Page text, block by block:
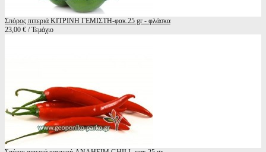
Σπόρος πιπεριά ΚΙΤΡΙΝΗ ΓΕΜΙΣΤΗ-φακ.25 gr - φλάσκα
23,00 € / Τεμάχιο